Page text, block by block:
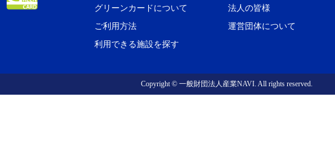
グリーンカードについて
ご利用方法
利用できる施設を探す
法人の皆様
運営団体について
Copyright © 一般財団法人産業NAVI. All rights reserved.